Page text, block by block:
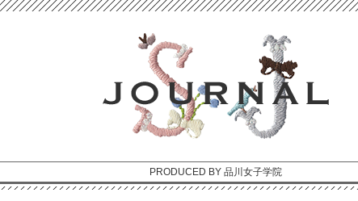
PRODUCED BY 品川女子学院